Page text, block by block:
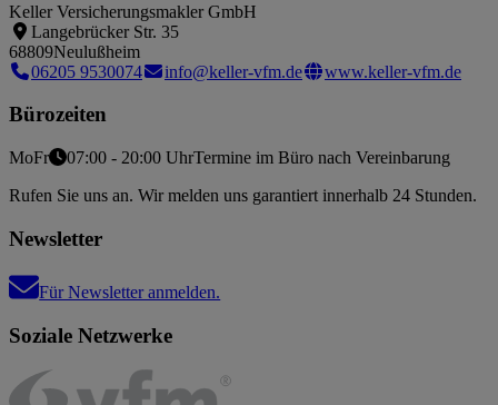
Keller Versicherungsmakler GmbH
Langebrücker Str. 35
68809Neulußheim
06205 9530074
info@keller-vfm.de www.keller-vfm.de
Bürozeiten
MoFr 07:00 - 20:00 UhrTermine im Büro nach Vereinbarung
Rufen Sie uns an. Wir melden uns garantiert innerhalb 24 Stunden.
Newsletter
Für Newsletter anmelden.
Soziale Netzwerke